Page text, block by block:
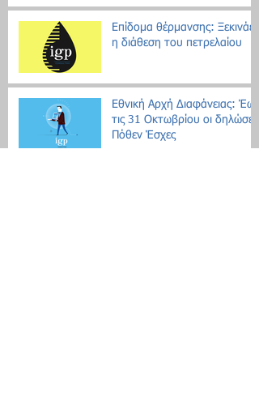
Επίδομα θέρμανσης: Ξεκινάει
η διάθεση του πετρελαίου
Εθνική Αρχή Διαφάνειας: Έως
τις 31 Οκτωβρίου οι δηλώσεις
Πόθεν Έσχες